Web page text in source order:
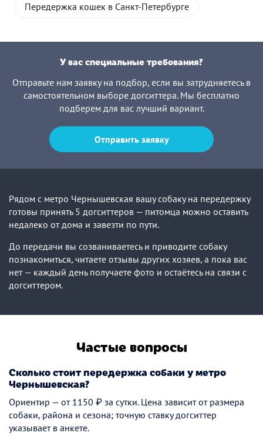
Передержка кошек в Санкт-Петербурге
У вас специальные требования?
Отправьте нам заявку на подбор, если вы затрудняетесь в
самостоятельном выборе догситтера. Мы бесплатно
подберем для вас лучший вариант.
Отправить заявку
Рядом с метро Чернышевская вашу собаку на передержку
готовы принять 5 догситтеров — питомца можно оставить
недалеко от дома и завезти по пути.
До передачи вы созваниваетесь и приводите собаку
познакомиться, читаете отзывы других хозяев, а пока вас
нет — каждый день получаете фото и остаётесь на связи с
догситтером.
Частые вопросы
Сколько стоит передержка собаки у метро
Чернышевская?
Ориентир — от 1150 ₽ за сутки. Цена зависит от размера
собаки, района и сезона; точную ставку догситтер
указывает в анкете.